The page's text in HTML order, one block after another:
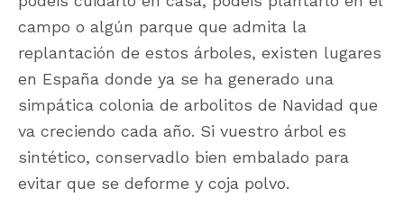
campo o algún parque que admita la
replantación de estos árboles, existen lugares
en España donde ya se ha generado una
simpática colonia de arbolitos de Navidad que
va creciendo cada año. Si vuestro árbol es
sintético, conservadlo bien embalado para
evitar que se deforme y coja polvo.